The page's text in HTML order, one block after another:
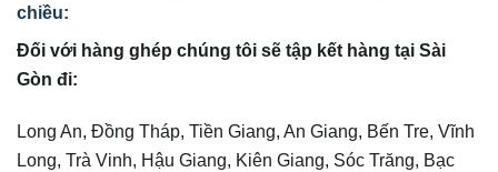
chiều:
Đối với hàng ghép chúng tôi sẽ tập kết hàng tại Sài
Gòn đi:
Long An, Đồng Tháp, Tiền Giang, An Giang, Bến Tre, Vĩnh
Long, Trà Vinh, Hậu Giang, Kiên Giang, Sóc Trăng, Bạc